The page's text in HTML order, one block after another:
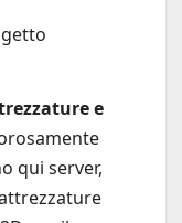
e
qui server,